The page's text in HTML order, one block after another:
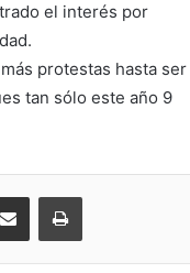
el interés por
protestas hasta ser
tan sólo este año 9
Share via Email Print